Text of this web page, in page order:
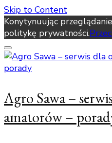
Skip to Content
Konytynuując
politykę prywatności.
Agro Sawa –
amatorów –